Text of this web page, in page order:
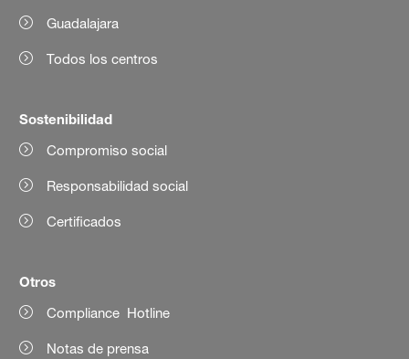
Guadalajara
Todos los centros
Sostenibilidad
Compromiso social
Responsabilidad social
Certificados
Otros
Compliance Hotline
Notas de prensa